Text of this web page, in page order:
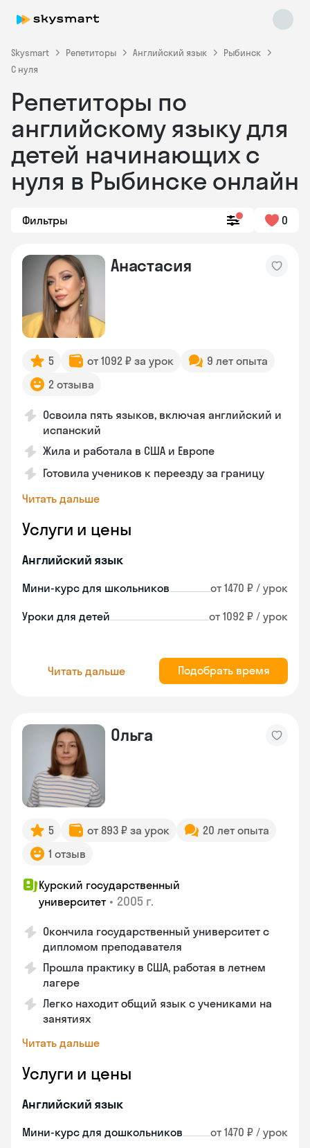
Skysmart Репетиторы Английский язык
Рыбинск
С нуля
Репетиторы по
английскому языку для
детей начинающих с
нуля в Рыбинске онлайн
Фильтры 0
Анастасия
5 от 1092 ₽ за урок
9 лет опыта
2 отзыва
Освоила пять языков, включая английский и
испанский
Жила и работала в США и Европе
Готовила учеников к переезду за границу
Читать дальше
Услуги и цены
Английский язык
Мини-курс для школьников от 1470 ₽ / урок
Уроки для детей от 1092 ₽ / урок
Читать дальше Подобрать время
Ольга
5 от 893 ₽ за урок
20 лет опыта
1 отзыв
Курский государственный
университет • 2005 г.
Окончила государственный университет с
дипломом преподавателя
Прошла практику в США, работая в летнем
лагере
Легко находит общий язык с учениками на
занятиях
Читать дальше
Услуги и цены
Английский язык
Мини-курс для дошкольников от 1470 ₽ / урок
Skysmart Chat